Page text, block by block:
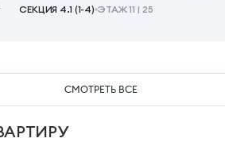
СМОТРЕТЬ ВСЕ
СЕКЦИЯ 4.1 (1-4) ЭТАЖ 11 | 25